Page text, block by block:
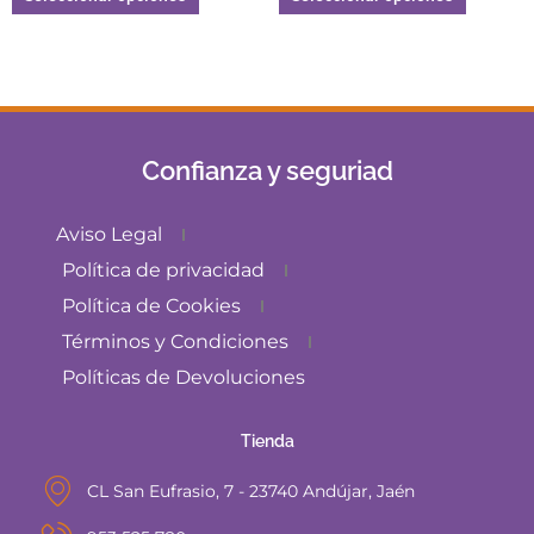
Confianza y seguriad
Aviso Legal
Política de privacidad
Política de Cookies
Términos y Condiciones
Políticas de Devoluciones
Tienda
CL San Eufrasio, 7 - 23740 Andújar, Jaén